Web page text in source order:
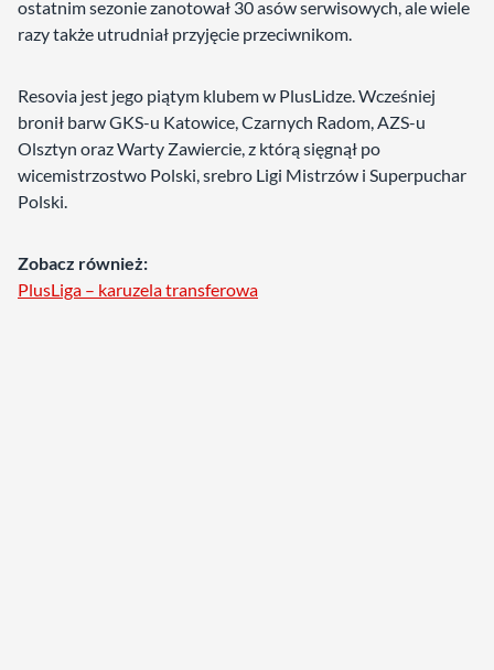
ostatnim sezonie zanotował 30 asów serwisowych, ale wiele
razy także utrudniał przyjęcie przeciwnikom.
Resovia jest jego piątym klubem w PlusLidze. Wcześniej
bronił barw GKS-u Katowice, Czarnych Radom, AZS-u
Olsztyn oraz Warty Zawiercie, z którą sięgnął po
wicemistrzostwo Polski, srebro Ligi Mistrzów i Superpuchar
Polski.
Zobacz również:
PlusLiga – karuzela transferowa